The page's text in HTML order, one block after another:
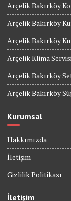
Arçelik Bakırköy
Arçelik Bakırköy
Arçelik Bakırköy
Arçelik Klima
Arçelik Bakırköy
Arçelik Bakırköy
Kurumsal
Hakkımızda
İletişim
Gizlilik Politikası
İletişim